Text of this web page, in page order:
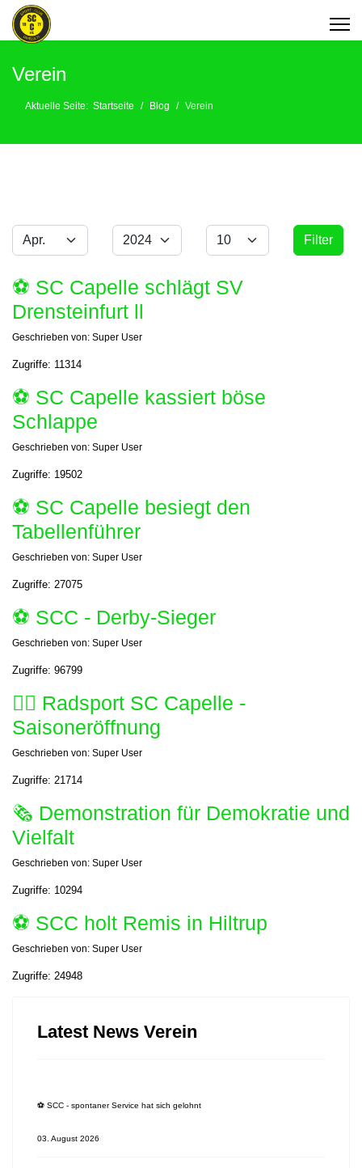
Verein
Aktuelle Seite: Startseite Blog Verein
Filter
Monat Jahr Anzeige #
Filter
⚽️ SC Capelle schlägt SV
Drensteinfurt ll
Geschrieben von: Super User
Zugriffe: 11314
⚽️ SC Capelle kassiert böse
Schlappe
Geschrieben von: Super User
Zugriffe: 19502
⚽️ SC Capelle besiegt den
Tabellenführer
Geschrieben von: Super User
Zugriffe: 27075
⚽️ SCC - Derby-Sieger
Geschrieben von: Super User
Zugriffe: 96799
🚴‍♂️ Radsport SC Capelle -
Saisoneröffnung
Geschrieben von: Super User
Zugriffe: 21714
🗞 Demonstration für Demokratie und
Vielfalt
Geschrieben von: Super User
Zugriffe: 10294
⚽️ SCC holt Remis in Hiltrup
Geschrieben von: Super User
Zugriffe: 24948
Latest News Verein
⚽️ SCC - spontaner Service hat sich gelohnt
03. August 2026